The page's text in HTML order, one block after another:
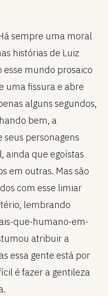
sempre uma moral
histórias de Luiz
mundo prosaico
uma fissura e abre
alguns segundos,
bem, a
seus personagens
ainda que egoístas
em outras. Mas são
com esse limiar
lembrando
que-humano-em-
atribuir a
essa gente está por
é fazer a gentileza